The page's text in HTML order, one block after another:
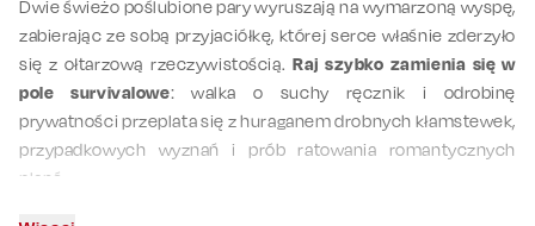
Dwie świeżo poślubione pary wyruszają na wymarzoną wyspę,
zabierając ze sobą przyjaciółkę, której serce właśnie zderzyło
się z ołtarzową rzeczywistością.Raj szybko zamienia się w
pole survivalowe: walka o suchy ręcznik i odrobinę
prywatności przeplata się z huraganem drobnych kłamstewek,
przypadkowych wyznań i prób ratowania romantycznych
planów.
„Podróż Poślubna +” to